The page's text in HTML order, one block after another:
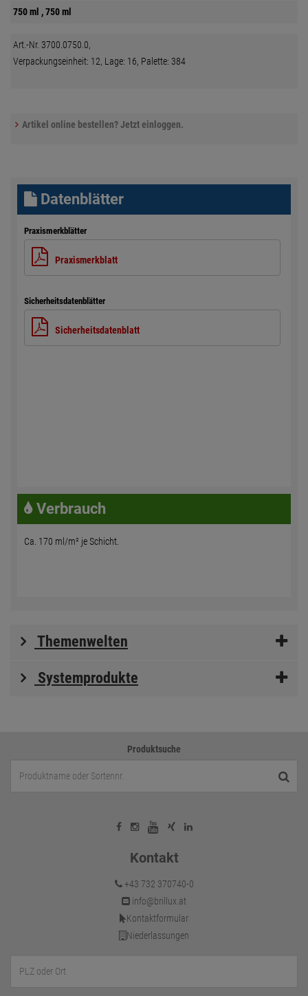
750 ml , 750 ml
Art.-Nr. 3700.0750.0,
Verpackungseinheit: 12, Lage: 16, Palette: 384
Artikel online bestellen? Jetzt einloggen.
Datenblätter
Praxismerkblätter
Praxismerkblatt
Sicherheitsdatenblätter
Sicherheitsdatenblatt
Verbrauch
Ca. 170 ml/m² je Schicht.
Themenwelten
Systemprodukte
Produktsuche
Kontakt
+43 732 370740-0
info@brillux.at
Kontaktformular
Niederlassungen